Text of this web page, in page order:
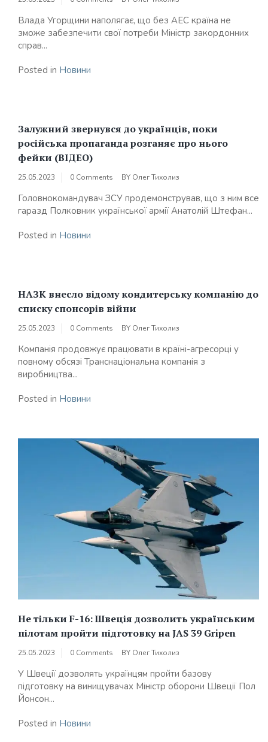
Влада Угорщини наполягає, що без АЕС країна не
зможе забезпечити свої потреби Міністр закордонних
справ...
Posted in Новини
Залужний звернувся до українців, поки
російська пропаганда розганяє про нього
фейки (ВІДЕО)
25.05.2023 0 Comments BY Олег Тихолиз
Головнокомандувач ЗСУ продемонстрував, що з ним все
гаразд Полковник української армії Анатолій Штефан...
Posted in Новини
НАЗК внесло відому кондитерську компанію до
списку спонсорів війни
25.05.2023 0 Comments BY Олег Тихолиз
Компанія продовжує працювати в країні-агресорці у
повному обсязі Транснаціональна компанія з
виробництва...
Posted in Новини
Не тільки F-16: Швеція дозволить українським
пілотам пройти підготовку на JAS 39 Gripen
25.05.2023 0 Comments BY Олег Тихолиз
У Швеції дозволять українцям пройти базову
підготовку на винищувачах Міністр оборони Швеції Пол
Йонсон...
Posted in Новини